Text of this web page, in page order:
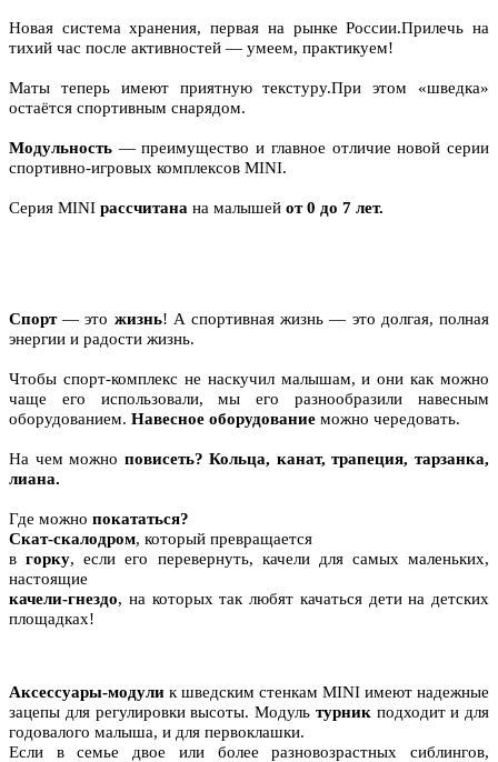
Новая система хранения, первая на рынке России.Прилечь на
тихий час после активностей — умеем, практикуем!
Маты теперь имеют приятную текстуру.При этом «шведка»
остаётся спортивным снарядом.
Модульность — преимущество и главное отличие новой серии
спортивно-игровых комплексов MINI.
Серия MINI рассчитана на малышей от 0 до 7 лет.
Спорт— это жизнь! А спортивная жизнь — это долгая, полная
энергии и радости жизнь.
Чтобы спорт-комплекс не наскучил малышам, и они как можно
чаще его использовали, мы его разнообразили навесным
оборудованием. Навесное оборудование можно чередовать.
На чем можно повисеть? Кольца, канат, трапеция, тарзанка,
лиана.
Где можно покататься?
Скат-скалодром, который превращается
вгорку, если его перевернуть, качели для самых маленьких,
настоящие
качели-гнездо, на которых так любят качаться дети на детских
площадках!
Аксессуары-модули к шведским стенкам MINI имеют надежные
зацепы для регулировки высоты. Модуль турник подходит и для
годовалого малыша, и для первоклашки.
Если в семье двое или более разновозрастных сиблингов,